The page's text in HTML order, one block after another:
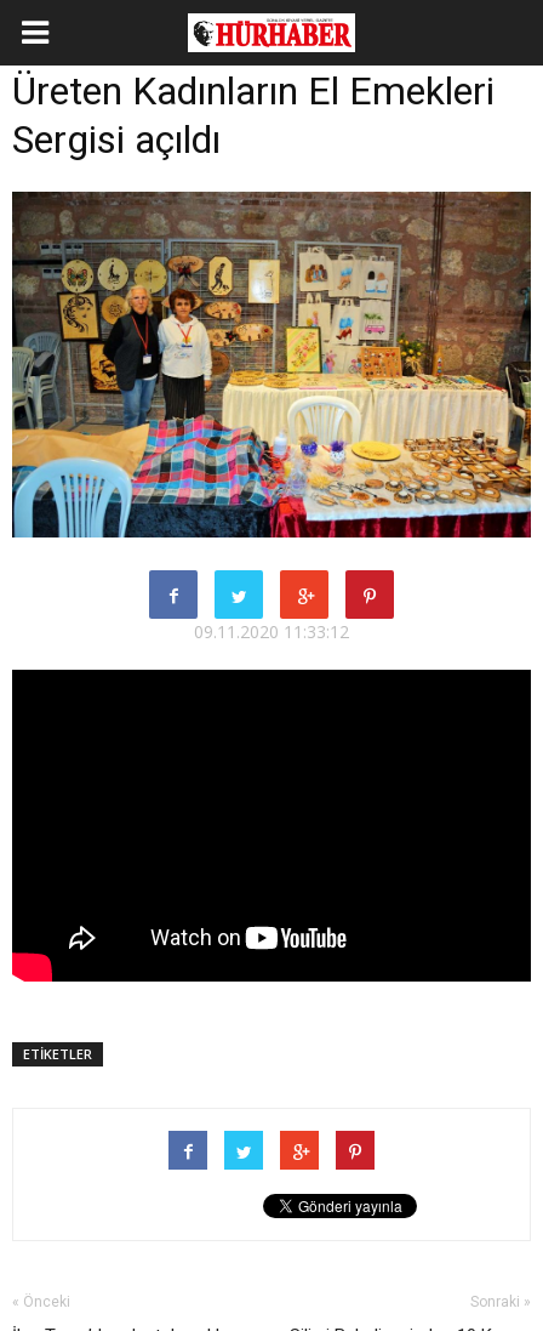
Üreten Kadınların El Emekleri
Sergisi açıldı
09.11.2020 11:33:12
ETİKETLER
« Önceki Sonraki »